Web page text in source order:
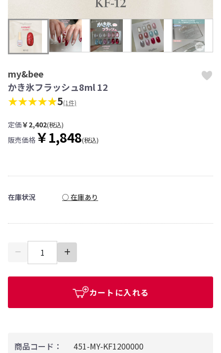
商品コード：
451-MY-KF1200000
my&bee
かき氷フラッシュ8ml 12
★★★★★5(1件)
定価￥2,402(税込)
販売価格 ￥1,848(税込)
在庫状況 ○ 在庫あり
カートに入れる